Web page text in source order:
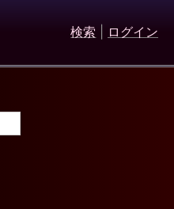
検索 ログイン